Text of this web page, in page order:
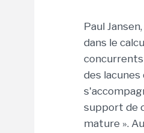
Paul
dans le
concurrents
des
support de
mature ».